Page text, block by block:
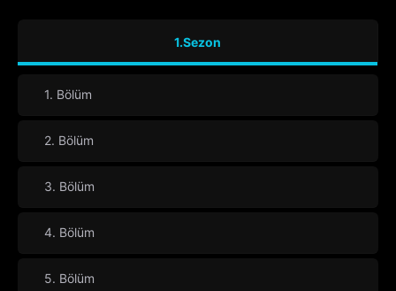
1.Sezon
1. Bölüm
2. Bölüm
3. Bölüm
4. Bölüm
5. Bölüm